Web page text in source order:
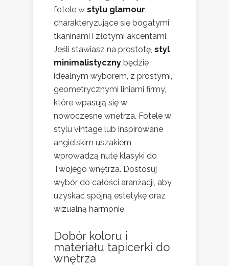
fotele w stylu glamour,
charakteryzujące się bogatymi
tkaninami i złotymi akcentami.
Jeśli stawiasz na prostotę, styl
minimalistyczny będzie
idealnym wyborem, z prostymi,
geometrycznymi liniami firmy,
które wpasują się w
nowoczesne wnętrza. Fotele w
stylu vintage lub inspirowane
angielskim uszakiem
wprowadzą nutę klasyki do
Twojego wnętrza. Dostosuj
wybór do całości aranżacji, aby
uzyskać spójną estetykę oraz
wizualną harmonię.
Dobór koloru i
materiału tapicerki do
wnętrza